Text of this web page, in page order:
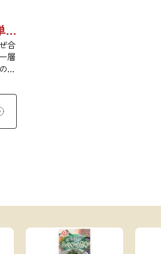
ガゴメ昆布入りとろろ 45g 単品 5袋セット 20袋セット 1774
合
層
粘